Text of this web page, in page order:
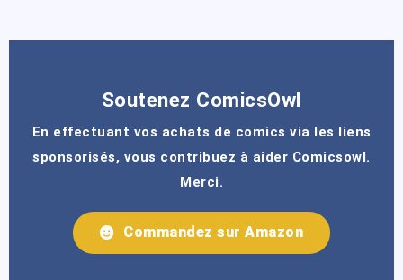
Soutenez ComicsOwl
En effectuant vos achats de comics via les liens
sponsorisés, vous contribuez à aider Comicsowl.
Merci.
Commandez sur Amazon